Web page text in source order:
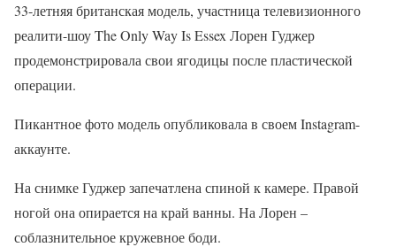
33-летняя британская модель, участница телевизионного
реалити-шоу The Only Way Is Essex Лорен Гуджер
продемонстрировала свои ягодицы после пластической
операции.
Пикантное фото модель опубликовала в своем Instagram-
аккаунте.
На снимке Гуджер запечатлена спиной к камере. Правой
ногой она опирается на край ванны. На Лорен –
соблазнительное кружевное боди.